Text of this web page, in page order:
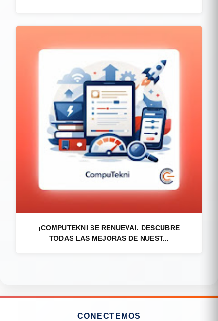
¡COMPUTEKNI SE RENUEVA!. DESCUBRE
TODAS LAS MEJORAS DE NUEST...
CONECTEMOS